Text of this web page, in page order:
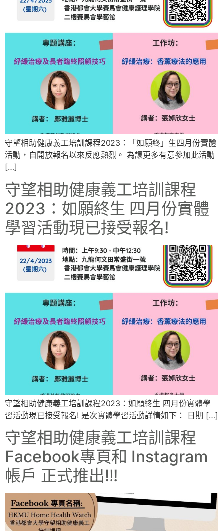
守望相助健康義工培訓課程2023：「如願終」生四月份實體
活動，自開放報名以來反應熱烈。 為讓更多有意參加此活動
[…]
守望相助健康義工培訓課程
2023：如願終生 四月份實體
學習活動現已接受報名!
守望相助健康義工培訓課程2023：如願終生 四月份實體學
習活動現已接受報名! 是次實體學習活動詳情如下： 日期 […]
守望相助健康義工培訓課程
Facebook專頁和 Instagram
帳戶 正式推出!!!